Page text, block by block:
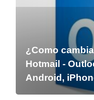
¿Como
Hotmail -
Android,